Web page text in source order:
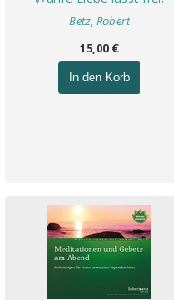
Betz, Robert
15,00 €
In den Korb